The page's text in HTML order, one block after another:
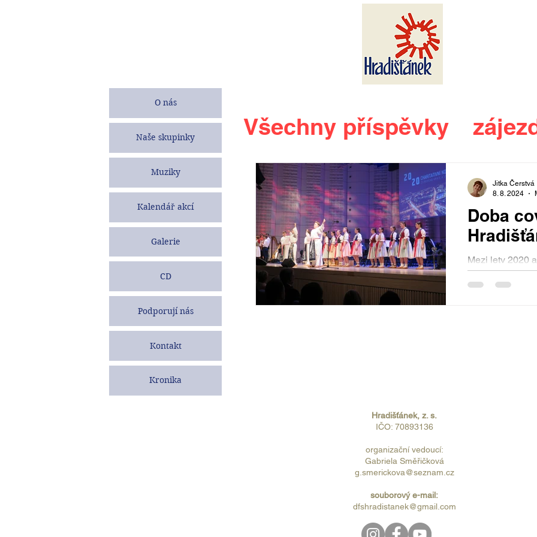
Všechny příspěvky
slavnosti vína
Doba
Mezi lety 2020
téměř po celou
malými
Jitka Čerstvá
8. 8. 2024
O nás
Naše skupinky
Muziky
Kalendář akcí
Galerie
CD
Podporují nás
Kontakt
Kronika
Hradišťánek, z. s.
IČO: 70893136
organizační vedoucí:
Gabriela Směřičková
g.smerickova@seznam.cz
souborový e-mail:
dfshradistanek@gmail.com